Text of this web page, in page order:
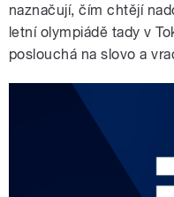
naznačují, čím chtějí
letní olympiádě tady v
poslouchá na slovo a